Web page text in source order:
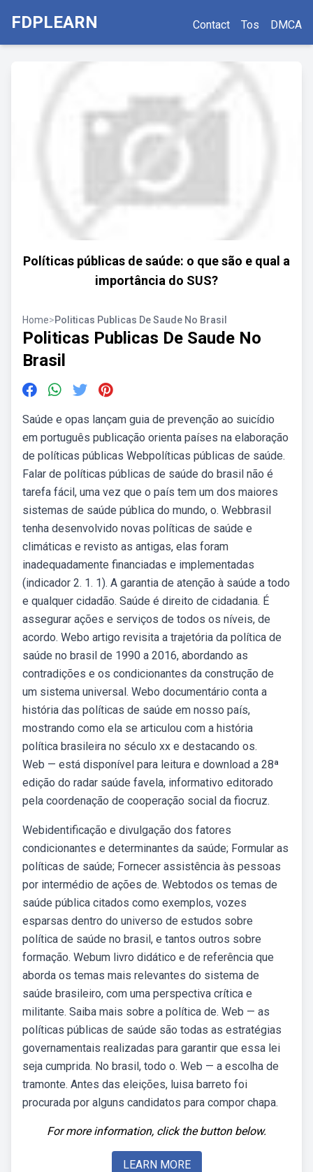
FDPLEARN Contact Tos DMCA
Políticas públicas de saúde: o que são e qual a
importância do SUS?
Home>Politicas Publicas De Saude No Brasil
Politicas Publicas De Saude No
Brasil
Saúde e opas lançam guia de prevenção ao suicídio
em português publicação orienta países na elaboração
de políticas públicas Webpolíticas públicas de saúde.
Falar de políticas públicas de saúde do brasil não é
tarefa fácil, uma vez que o país tem um dos maiores
sistemas de saúde pública do mundo, o. Webbrasil
tenha desenvolvido novas políticas de saúde e
climáticas e revisto as antigas, elas foram
inadequadamente financiadas e implementadas
(indicador 2. 1. 1). A garantia de atenção à saúde a todo
e qualquer cidadão. Saúde é direito de cidadania. É
assegurar ações e serviços de todos os níveis, de
acordo. Webo artigo revisita a trajetória da política de
saúde no brasil de 1990 a 2016, abordando as
contradições e os condicionantes da construção de
um sistema universal. Webo documentário conta a
história das políticas de saúde em nosso país,
mostrando como ela se articulou com a história
política brasileira no século xx e destacando os.
Web — está disponível para leitura e download a 28ª
edição do radar saúde favela, informativo editorado
pela coordenação de cooperação social da fiocruz.
Webidentificação e divulgação dos fatores
condicionantes e determinantes da saúde; Formular as
políticas de saúde; Fornecer assistência às pessoas
por intermédio de ações de. Webtodos os temas de
saúde pública citados como exemplos, vozes
esparsas dentro do universo de estudos sobre
política de saúde no brasil, e tantos outros sobre
formação. Webum livro didático e de referência que
aborda os temas mais relevantes do sistema de
saúde brasileiro, com uma perspectiva crítica e
militante. Saiba mais sobre a política de. Web — as
políticas públicas de saúde são todas as estratégias
governamentais realizadas para garantir que essa lei
seja cumprida. No brasil, todo o. Web — a escolha de
tramonte. Antes das eleições, luisa barreto foi
procurada por alguns candidatos para compor chapa.
For more information, click the button below.
LEARN MORE